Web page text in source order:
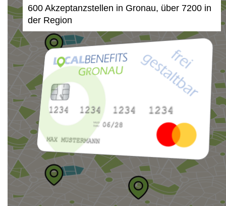
600 Akzeptanzstellen in Gronau, über 7200 in
der Region